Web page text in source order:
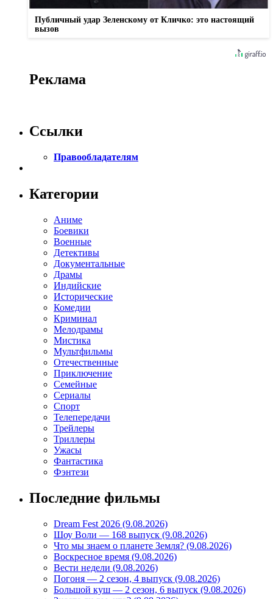
Публичный удар Зеленскому от Кличко: это настоящий
вызов
Реклама
Ссылки
Правообладателям
Категории
Аниме
Боевики
Военные
Детективы
Документальные
Драмы
Индийские
Исторические
Комедии
Криминал
Мелодрамы
Мистика
Мультфильмы
Отечественные
Приключение
Семейные
Сериалы
Спорт
Телепередачи
Трейлеры
Триллеры
Ужасы
Фантастика
Фэнтези
Последние фильмы
Dream Fest 2026 (9.08.2026)
Шоу Воли — 168 выпуск (9.08.2026)
Что мы знаем о планете Земля? (9.08.2026)
Воскресное время (9.08.2026)
Вести недели (9.08.2026)
Погоня — 2 сезон, 4 выпуск (9.08.2026)
Большой куш — 2 сезон, 6 выпуск (9.08.2026)